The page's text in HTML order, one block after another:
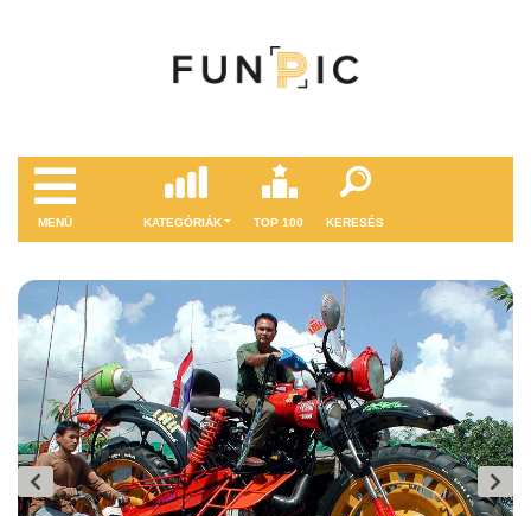
MENÜ KATEGÓRIÁK TOP 100 KERESÉS